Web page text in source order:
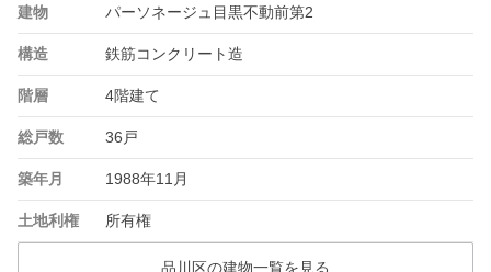
建物 パーソネージュ目黒不動前第2
構造 鉄筋コンクリート造
階層 4階建て
総戸数 36戸
築年月 1988年11月
土地利権 所有権
品川区の建物一覧を見る